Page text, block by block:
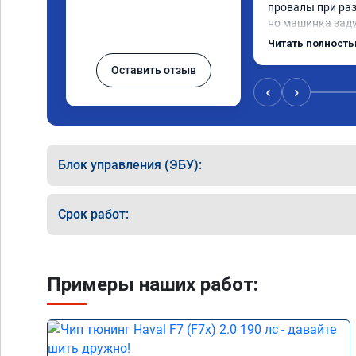
Оставить отзыв
провалы при
но машинка
разогнаться.
пообщавшись с
сделать
времени 1,5
результатом я
а летит прям.
Читать
‹ ›
Блок управления (ЭБУ):
Срок работ:
Примеры наших работ: